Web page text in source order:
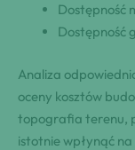
Dostępność
Dostępność
Analiza
oceny kosztów
topografia terenu,
istotnie wpłynąć